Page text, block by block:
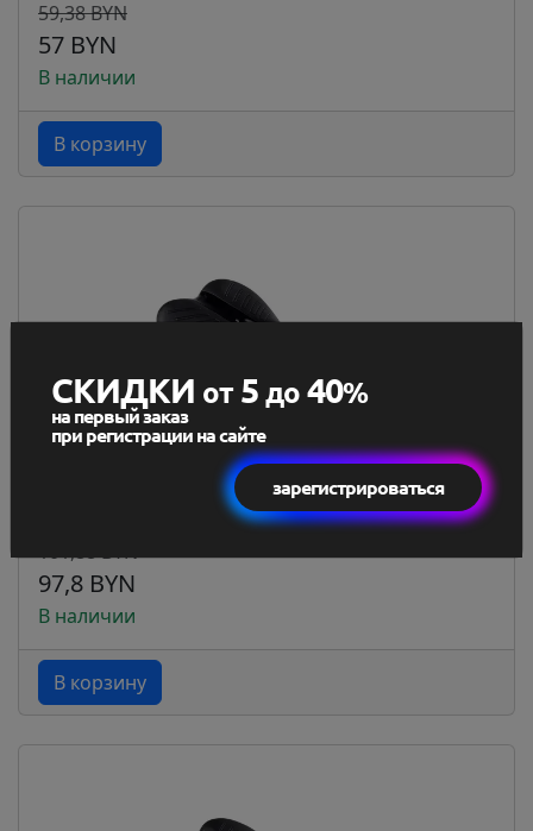
59,38 BYN
57 BYN
В наличии
В корзину
Седло спортивное Force Alex Hole 270x140mm
101,88 BYN
97,8 BYN
В наличии
В корзину
СКИДКИ от5до40%
на первый заказ
при регистрации на сайте
зарегистрироваться